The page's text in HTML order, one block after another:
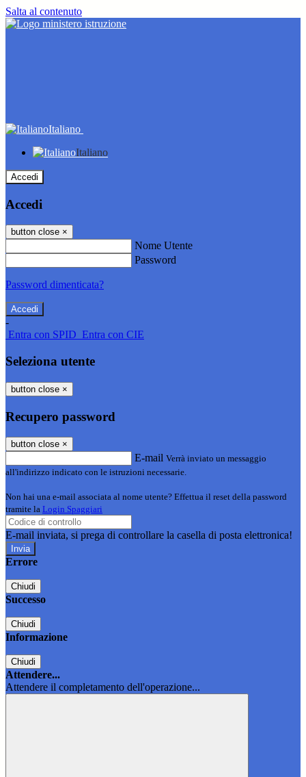
Salta al contenuto
Italiano
Italiano
Accedi
Accedi
button close ×
Nome Utente
Password
Password dimenticata?
-
Entra con SPID Entra con CIE
Seleziona utente
button close ×
Recupero password
button close ×
E-mail Verrà inviato un messaggio
all'indirizzo indicato con le istruzioni necessarie.
Non hai una e-mail associata al nome utente? Effettua il reset della password
tramite la Login Spaggiari
E-mail inviata, si prega di controllare la casella di posta elettronica!
Errore
Chiudi
Successo
Chiudi
Informazione
Chiudi
Attendere...
Attendere il completamento dell'operazione...